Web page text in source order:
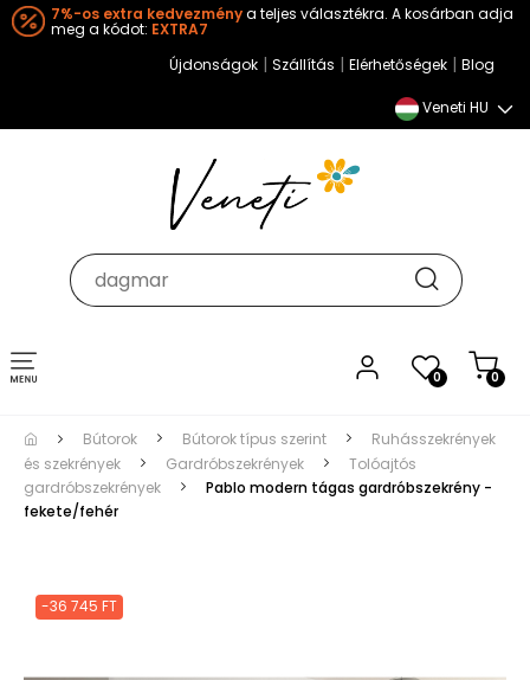
7%-os extra kedvezménya teljes választékra. A kosárban adja
meg a kódot: EXTRA7
Újdonságok | Szállítás | Elérhetőségek | Blog
Veneti HU
0 0
Toggle
navigation
Bútorok Bútorok típus szerint
Ruhásszekrények
és szekrények
Gardróbszekrények
Tolóajtós
gardróbszekrények
Pablo modern tágas gardróbszekrény -
fekete/fehér
-36 745 FT